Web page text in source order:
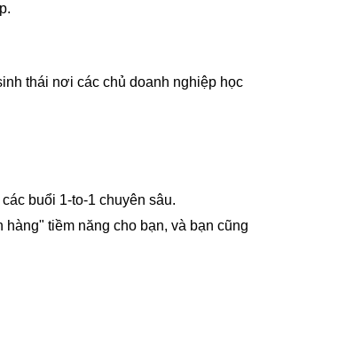
thái nơi các chủ doanh nghiệp học
buổi 1-to-1 chuyên sâu.
tiềm năng cho bạn, và bạn cũng